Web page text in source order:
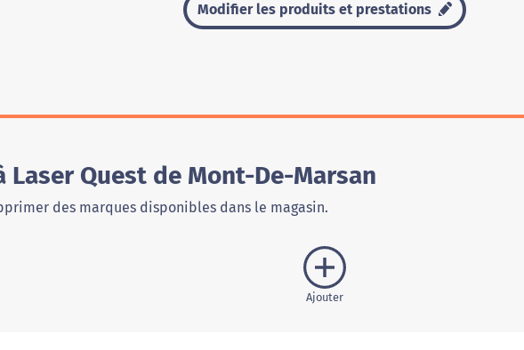
Modifier les produits et prestations
Laser Quest de Mont-De-Marsan
des marques disponibles dans le magasin.
Ajouter